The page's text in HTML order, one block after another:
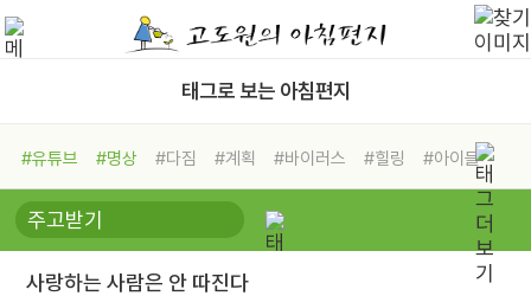
태그로 보는 아침편지
#유튜브 #명상 #다짐 #계획 #바이러스 #힐링
#아이들
#비전캠프
#독서캠프 #삶
#희망
#나눔 #친구 #링컨학교
#독서
#건강 #면역력
사랑하는 사람은 안 따진다